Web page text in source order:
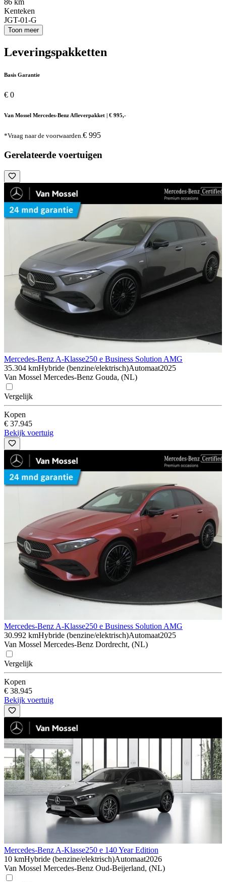
86 km
Kenteken
JGT-01-G
Toon meer
Leveringspakketten
Basis Garantie
€ 0
Van Mossel Mercedes-Benz Afleverpakket | € 995,-
*Vraag naar de voorwaarden.€ 995
Gerelateerde voertuigen
Mercedes-Benz A-Klasse250 e Business Solution AMG
35.304 kmHybride (benzine/elektrisch)Automaat2025
Van Mossel Mercedes-Benz Gouda, (NL)
Vergelijk
Kopen
€ 37.945
Bekijk voertuig
Mercedes-Benz A-Klasse250 e Business Solution AMG
30.992 kmHybride (benzine/elektrisch)Automaat2025
Van Mossel Mercedes-Benz Dordrecht, (NL)
Vergelijk
Kopen
€ 38.945
Bekijk voertuig
Mercedes-Benz A-Klasse250 e 140 Year Edition
10 kmHybride (benzine/elektrisch)Automaat2026
Van Mossel Mercedes-Benz Oud-Beijerland, (NL)